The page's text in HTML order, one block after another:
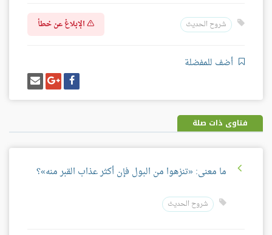
شروح الحديث الإبلاغ عن خطأ
أضف للمفضلة
شارك
على
فيسبوك
شارك
على
غوغل
بلس
إرسل
إيميل
فتاوى ذات صلة
ما معنى: «تنزهوا من البول فإن أكثر عذاب القبر منه»؟
شروح الحديث